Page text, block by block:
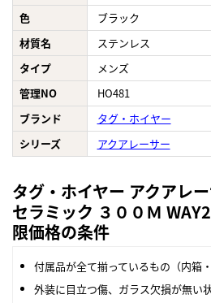
色
ブラック
材質名
ステンレス
タイプ
メンズ
管理NO
HO481
ブランド
タグ・ホイヤー
シリーズ
アクアレーサー
タグ・ホイヤー アクアレ
セラミック ３００Ｍ
限価格の条件
付属品が全て揃っているもの（内箱
外装に目立つ傷、ガラス欠損が無い